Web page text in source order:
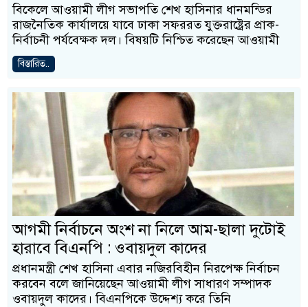
বিকেলে আওয়ামী লীগ সভাপতি শেখ হাসিনার ধানমন্ডির
রাজনৈতিক কার্যালয়ে যাবে ঢাকা সফররত যুক্তরাষ্ট্রের প্রাক-
নির্বাচনী পর্যবেক্ষক দল। বিষয়টি নিশ্চিত করেছেন আওয়ামী
বিস্তারিত..
আগমী নির্বাচনে অংশ না নিলে আম-ছালা দুটোই
হারাবে বিএনপি : ওবায়দুল কাদের
প্রধানমন্ত্রী শেখ হাসিনা এবার নজিরবিহীন নিরপেক্ষ নির্বাচন
করবেন বলে জানিয়েছেন আওয়ামী লীগ সাধারণ সম্পাদক
ওবায়দুল কাদের। বিএনপিকে উদ্দেশ্য করে তিনি